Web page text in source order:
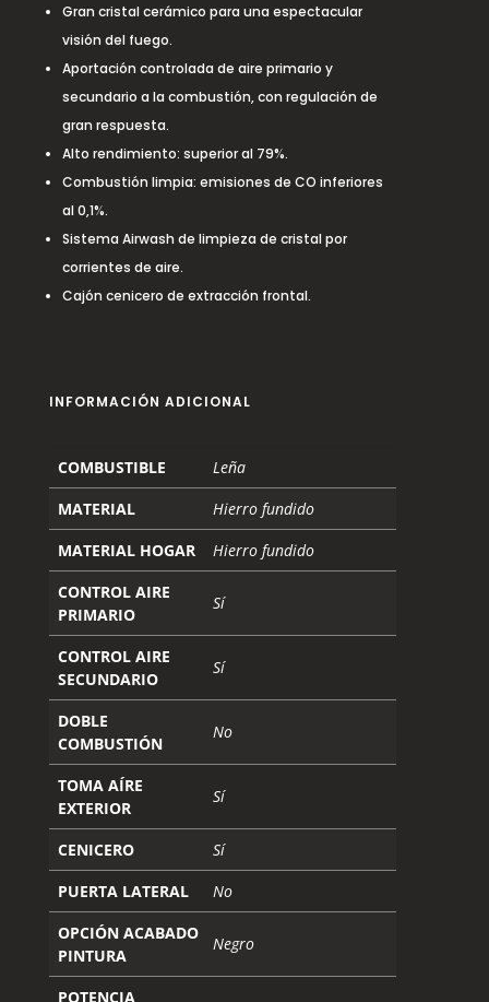
Gran cristal cerámico para una espectacular
visión del fuego.
Aportación controlada de aire primario y
secundario a la combustión, con regulación de
gran respuesta.
Alto rendimiento: superior al 79%.
Combustión limpia: emisiones de CO inferiores
al 0,1%.
Sistema Airwash de limpieza de cristal por
corrientes de aire.
Cajón cenicero de extracción frontal.
INFORMACIÓN ADICIONAL
COMBUSTIBLE
Leña
MATERIAL
Hierro fundido
MATERIAL HOGAR
Hierro fundido
CONTROL AIRE
PRIMARIO
Sí
CONTROL AIRE
SECUNDARIO
Sí
DOBLE
COMBUSTIÓN
No
TOMA AÍRE
EXTERIOR
Sí
CENICERO
Sí
PUERTA LATERAL
No
OPCIÓN ACABADO
PINTURA
Negro
POTENCIA